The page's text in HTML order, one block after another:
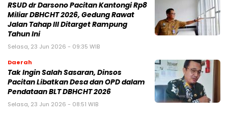
RSUD dr Darsono Pacitan Kantongi Rp8
Miliar DBHCHT 2026, Gedung Rawat
Jalan Tahap III Ditarget Rampung
Tahun Ini
Selasa, 23 Jun 2026 - 09:35 WIB
Daerah
Tak Ingin Salah Sasaran, Dinsos
Pacitan Libatkan Desa dan OPD dalam
Pendataan BLT DBHCHT 2026
Selasa, 23 Jun 2026 - 08:51 WIB